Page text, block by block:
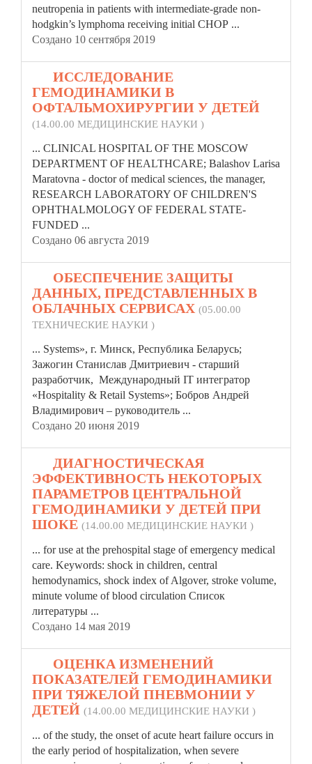
neutropenia in patients with intermediate-grade non-
hodgkin’s lymphoma receiving initial CHOP ...
Создано 10 сентября 2019
ИССЛЕДОВАНИЕ
ГЕМОДИНАМИКИ В
ОФТАЛЬМОХИРУРГИИ У ДЕТЕЙ
(14.00.00 МЕДИЦИНСКИЕ НАУКИ )
... CLINICAL HOSPITAL OF THE MOSCOW
DEPARTMENT OF HEALTHCARE; Balashov Larisa
Maratovna - doctor of medical sciences, the manager,
RESEARCH LABORATORY OF CHILDREN'S
OPHTHALMOLOGY OF FEDERAL STATE-
FUNDED ...
Создано 06 августа 2019
ОБЕСПЕЧЕНИЕ ЗАЩИТЫ
ДАННЫХ, ПРЕДСТАВЛЕННЫХ В
ОБЛАЧНЫХ СЕРВИСАХ (05.00.00
ТЕХНИЧЕСКИЕ НАУКИ )
... Systems», г. Минск, Республика Беларусь;
Зажогин Станислав Дмитриевич - старший
разработчик, Международный IT интегратор
«Hospitality & Retail Systems»; Бобров Андрей
Владимирович – руководитель ...
Создано 20 июня 2019
ДИАГНОСТИЧЕСКАЯ
ЭФФЕКТИВНОСТЬ НЕКОТОРЫХ
ПАРАМЕТРОВ ЦЕНТРАЛЬНОЙ
ГЕМОДИНАМИКИ У ДЕТЕЙ ПРИ
ШОКЕ (14.00.00 МЕДИЦИНСКИЕ НАУКИ )
... for use at the prehospital stage of emergency medical
care. Keywords: shock in children, central
hemodynamics, shock index of Algover, stroke volume,
minute volume of blood circulation Список
литературы ...
Создано 14 мая 2019
ОЦЕНКА ИЗМЕНЕНИЙ
ПОКАЗАТЕЛЕЙ ГЕМОДИНАМИКИ
ПРИ ТЯЖЕЛОЙ ПНЕВМОНИИ У
ДЕТЕЙ (14.00.00 МЕДИЦИНСКИЕ НАУКИ )
... of the study, the onset of acute heart failure occurs in
the early period ofhospitalization, when severe